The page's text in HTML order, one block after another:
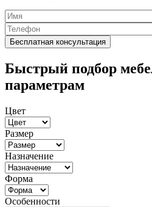
Быстрый подбор
параметрам
Цвет
Размер
Назначение
Форма
Особенности